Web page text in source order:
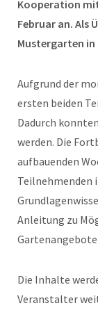
Kooperation
Februar an. Als
Mustergarten in
Aufgrund der
ersten beiden
Dadurch
werden. Die
aufbauenden
Teilnehmenden
Anleitung zu
Die Inhalte
Veranstalter